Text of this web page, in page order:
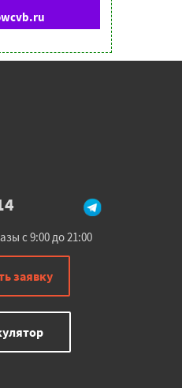
с 9:00 до 21:00
заявку